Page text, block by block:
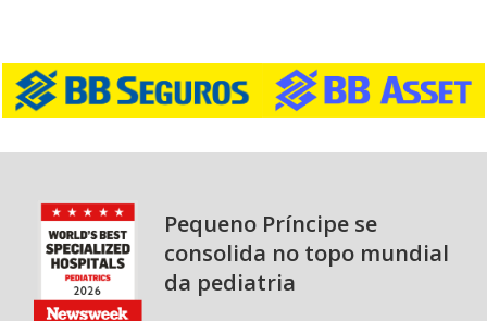
Pequeno Príncipe se
consolida no topo mundial
da pediatria